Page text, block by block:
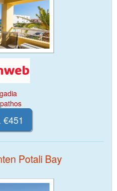
€451
Potali Bay